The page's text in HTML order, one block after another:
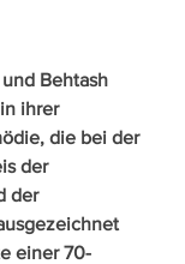
Behtash
ihrer
die bei der
der
der
einer 70-